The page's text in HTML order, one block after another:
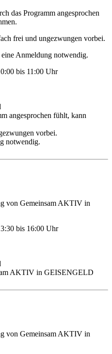
das Programm angesprochen
frei und ungezwungen vorbei.
Anmeldung notwendig.
bis 11:00 Uhr
angesprochen fühlt, kann
vorbei.
notwendig.
von Gemeinsam AKTIV in
bis 16:00 Uhr
AKTIV in GEISENGELD
von Gemeinsam AKTIV in